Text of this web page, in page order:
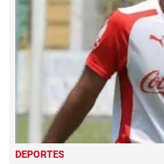
DEPORTES